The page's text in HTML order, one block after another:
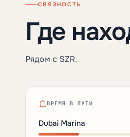
СВЯЗНОСТЬ
Где
Рядом с SZR.
ВРЕМЯ В ПУТИ
Dubai Marina